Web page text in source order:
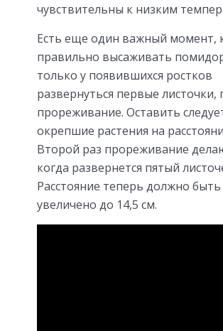
чувствительны к низким
Есть еще один важный момент,
правильно высаживать
только у появившихся ростков
развернуться первые листочки,
прореживание. Оставить
окрепшие растения на
Второй раз прореживание
когда развернется пятый
Расстояние теперь должно быть
увеличено до 14,5 см.